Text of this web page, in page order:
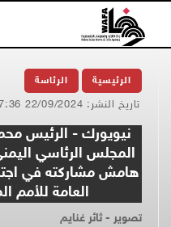
الرئيسية الرئاسة
تاريخ النشر: 22/09/2024 07:36 م
نيويورك - الرئيس
المجلس الرئاسي
العامة للأمم
تصوير - ثائر غنايم